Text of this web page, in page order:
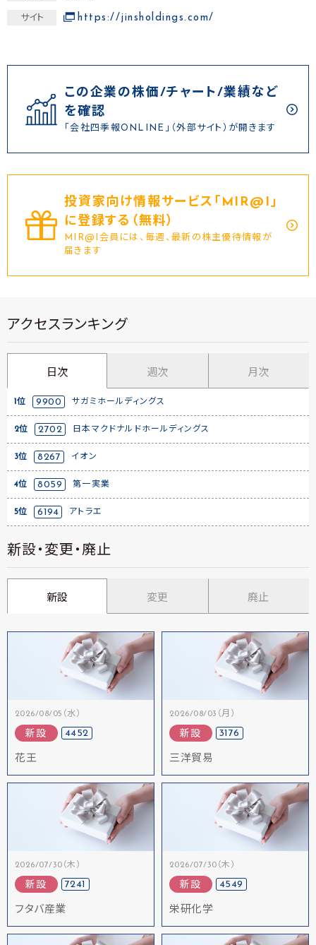
サイト https://jinsholdings.com/
この企業の株価/チャート/業績など
を確認
「会社四季報ONLINE」（外部サイト）が開きます
投資家向け情報サービス｢MIR@I｣
に登録する（無料）
MIR@I会員には、毎週、最新の株主優待情報が
届きます
アクセスランキング
日次 週次 月次
1位 9900 サガミホールディングス
2位 2702 日本マクドナルドホールディングス
3位 8267 イオン
4位 8059 第一実業
5位 6194 アトラエ
新設・変更・廃止
新設 変更 廃止
2026/08/05（水）
新設 4452
花王
2026/08/03（月）
新設 3176
三洋貿易
2026/07/30（木）
新設 7241
フタバ産業
2026/07/30（木）
新設 4549
栄研化学